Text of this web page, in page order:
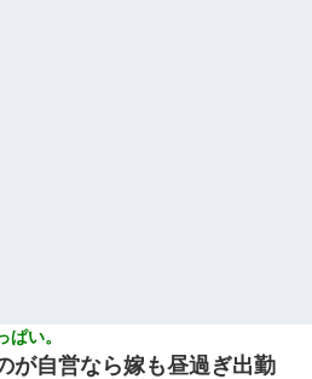
ぱい。
が自営なら嫁も昼過ぎ出勤